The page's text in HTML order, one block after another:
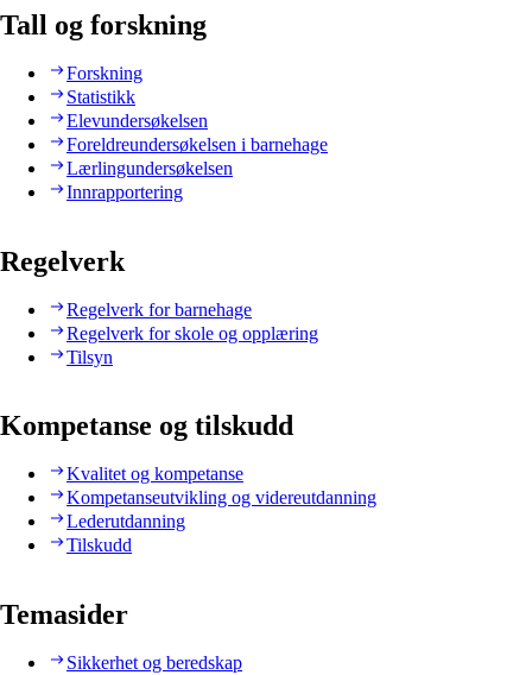
Tall og forskning
Forskning
Statistikk
Elevundersøkelsen
Foreldreundersøkelsen i barnehage
Lærlingundersøkelsen
Innrapportering
Regelverk
Regelverk for barnehage
Regelverk for skole og opplæring
Tilsyn
Kompetanse og tilskudd
Kvalitet og kompetanse
Kompetanseutvikling og videreutdanning
Lederutdanning
Tilskudd
Temasider
Sikkerhet og beredskap